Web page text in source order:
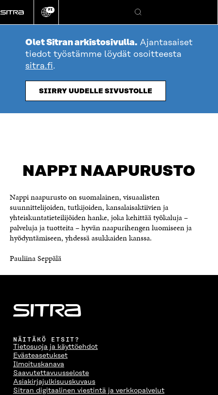
suoraan
sisältöön
Vaihda
kieli
FI
Hae
Olet Sitran arkistosivulla. Ajantasaiset
tiedot työstämme löydät osoitteesta
sitra.fi.
SIIRRY UUDELLE SIVUSTOLLE
NAPPI NAAPURUSTO
Nappi naapurusto on suomalainen, visuaalisten
suunnittelijoiden, tutkijoiden, kansalaisaktiivien ja
yhteiskuntatieteilijöiden hanke, joka kehittää työkaluja –
palveluja ja tuotteita – hyvän naapurihengen luomiseen ja
hyödyntämiseen, yhdessä asukkaiden kanssa.
Pauliina Seppälä
NÄITÄKÖ ETSIT?
Tietosuoja ja käyttöehdot
Evästeasetukset
Ilmoituskanava
Saavutettavuusseloste
Asiakirjajulkisuuskuvaus
Sitran digitaalinen viestintä ja verkkopalvelut